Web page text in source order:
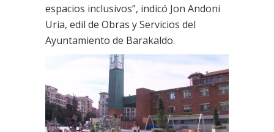
espacios inclusivos”, indicó Jon Andoni
Uria, edil de Obras y Servicios del
Ayuntamiento de Barakaldo.